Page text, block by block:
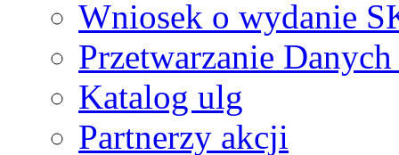
Wniosek o wydanie
Przetwarzanie
Katalog ulg
Partnerzy akcji